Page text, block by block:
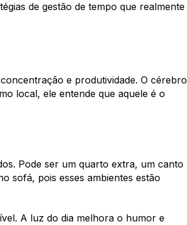
de gestão de tempo que realmente
e produtividade. O cérebro
local, ele entende que aquele é o
Pode ser um quarto extra, um canto
sofá, pois esses ambientes estão
A luz do dia melhora o humor e